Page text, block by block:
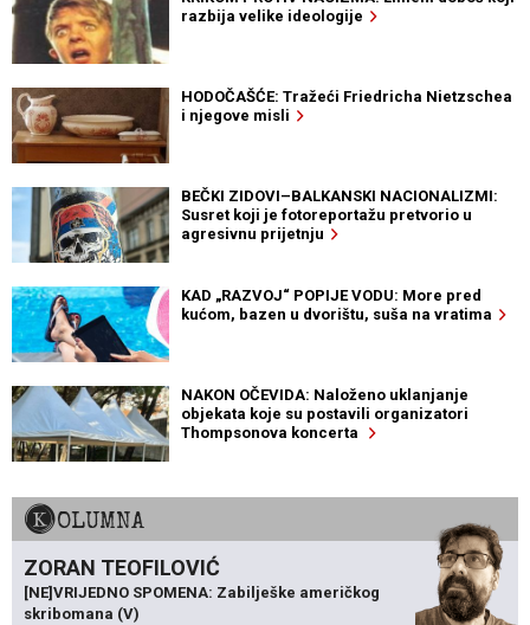
razbija velike ideologije
HODOČAŠĆE: Tražeći Friedricha Nietzschea
i njegove misli
BEČKI ZIDOVI–BALKANSKI NACIONALIZMI:
Susret koji je fotoreportažu pretvorio u
agresivnu prijetnju
KAD „RAZVOJ“ POPIJE VODU: More pred
kućom, bazen u dvorištu, suša na vratima
NAKON OČEVIDA: Naloženo uklanjanje
objekata koje su postavili organizatori
Thompsonova koncerta
KOLUMNA
ZORAN TEOFILOVIĆ
[NE]VRIJEDNO SPOMENA: Zabilješke američkog
skribomana (V)